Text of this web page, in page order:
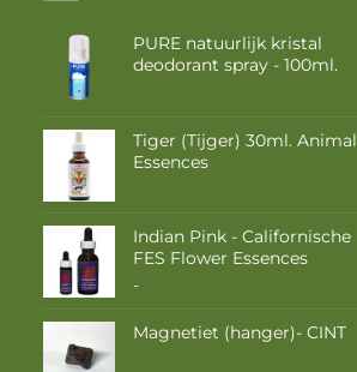
PURE natuurlijk kristal
deodorant spray - 100ml.
Tiger (Tijger) 30ml. Animal
Essences
Indian Pink - Californische
FES Flower Essences
-Prijsklasse:
tot
€ 17,50
Magnetiet (hanger)- CINT